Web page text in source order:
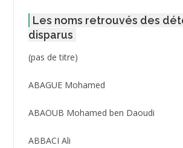
Les noms retrouvés des
disparus
(pas de titre)Post
3416
ABAGUE Mohamed
ABAOUB Mohamed ben Daoudi
ABBACI Ali